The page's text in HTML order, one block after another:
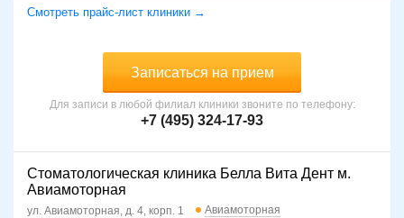
Смотреть прайс-лист клиники →
Записаться на прием
Для записи в любой филиал клиники звоните по телефону:
+7 (495) 324-17-93
Стоматологическая клиника Белла Вита Дент м.
Авиамоторная
ул. Авиамоторная, д. 4, корп. 1
Авиамоторная